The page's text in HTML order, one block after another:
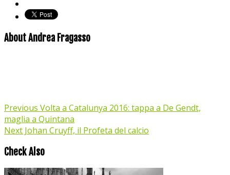
About Andrea Fragasso
Previous Volta a Catalunya 2016: tappa a De Gendt,
maglia a Quintana
Next Johan Cruyff, il Profeta del calcio
Check Also